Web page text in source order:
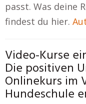
passt. Was deine
findest du hier.
Video-Kurse
Die positiven
Onlinekurs im
Hundeschule